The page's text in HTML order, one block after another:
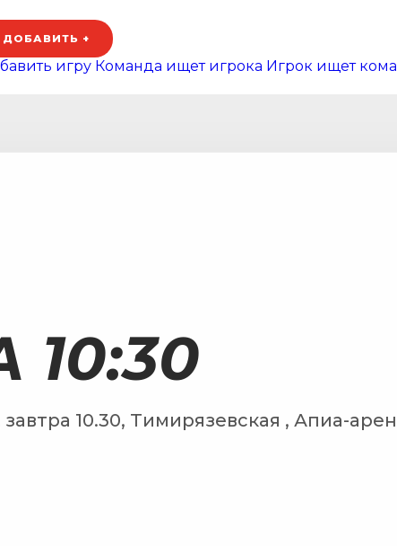
ДОБАВИТЬ +
игру Команда ищет игрока Игрок ищет
10:30
10.30, Тимирязевская , Апиа-